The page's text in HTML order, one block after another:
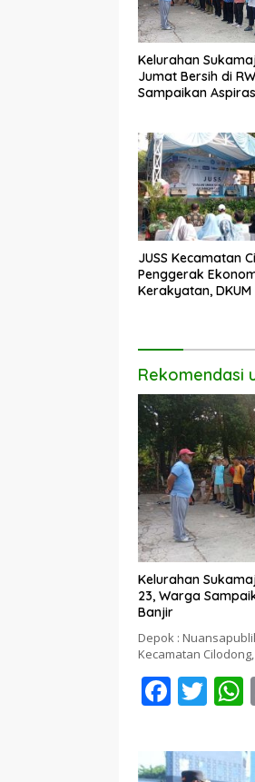
Kelurahan
Jumat Bersih di
Sampaikan
JUSS Kecamatan
Penggerak
Kerakyatan,
Rekomendasi
Kelurahan
23, Warga
Banjir
Depok :
Kecamatan
F
e
T
itt